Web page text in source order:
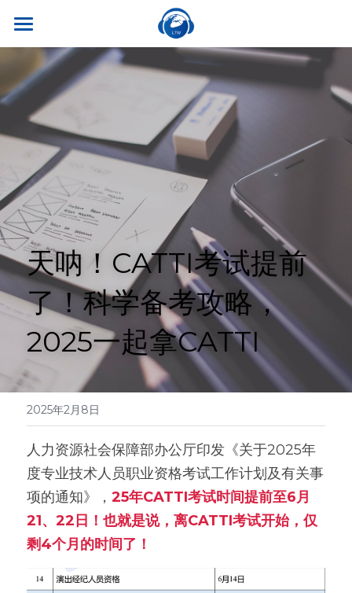
首页
关于我们
听世界外语
名师风采
学校荣誉
考试比赛
合作伙伴
最新资讯
热门课程
英专学硕
英专专硕
英语口译
英语笔译
流利口语
雅思托福
医学系列
实习就业
实习项目
就业资讯
学习资源
干货讲座
真题系列
双语资料
翻译服务
笔译服务
口译服务
翻译语种
翻译报价
联系我们
天呐！CATTI考试提前
了！科学备考攻略，
2025一起拿CATTI
2025年2月8日
人力资源社会保障部办公厅印发《关于2025年
度专业技术人员职业资格考试工作计划及有关事
项的通知》， 25年CATTI考试时间提前至6月
21、22日！也就是说，离CATTI考试开始，仅
剩4个月的时间了！
商品分类
所有商品分类